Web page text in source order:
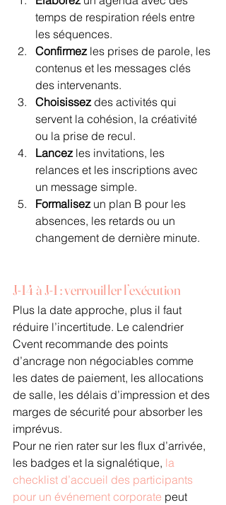
temps de respiration réels entre
les séquences.
Confirmez les prises de parole, les
contenus et les messages clés
des intervenants.
Choisissez des activités qui
servent la cohésion, la créativité
ou la prise de recul.
Lancez les invitations, les
relances et les inscriptions avec
un message simple.
Formalisez un plan B pour les
absences, les retards ou un
changement de dernière minute.
J-14 à J-1 : verrouiller l’exécution
Plus la date approche, plus il faut
réduire l’incertitude. Le calendrier
Cvent recommande des points
d’ancrage non négociables comme
les dates de paiement, les allocations
de salle, les délais d’impression et des
marges de sécurité pour absorber les
imprévus.
Pour ne rien rater sur les flux d’arrivée,
les badges et la signalétique, la
checklist d’accueil des participants
pour un événement corporate peut